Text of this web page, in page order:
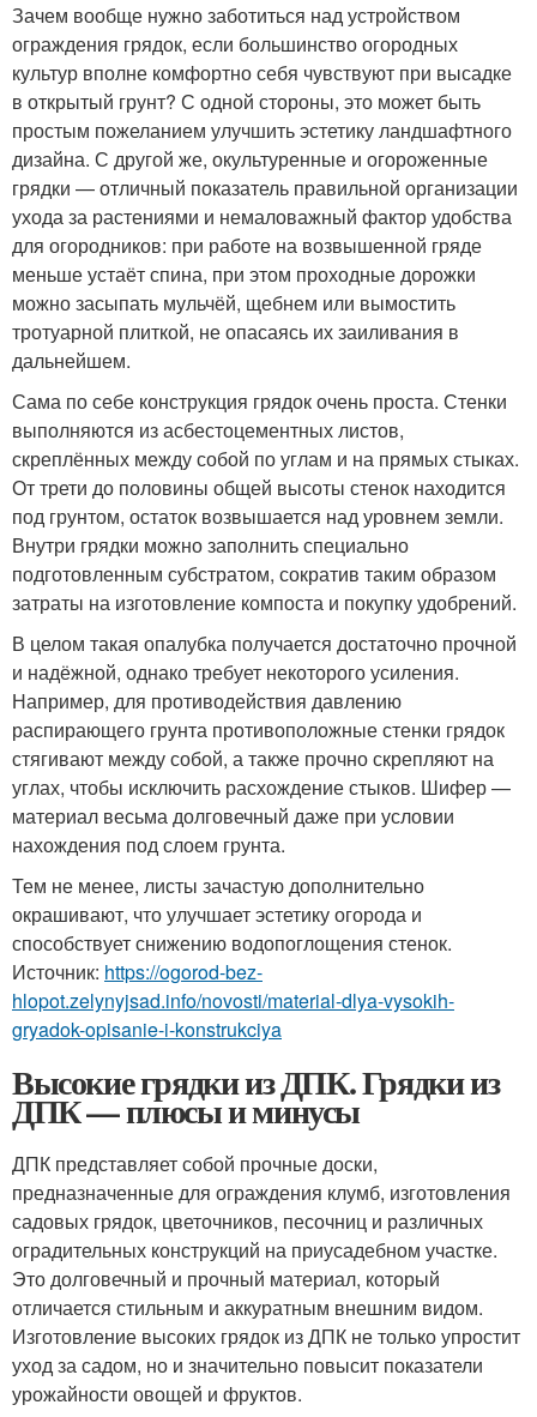
Зачем вообще нужно заботиться над устройством
ограждения грядок, если большинство огородных
культур вполне комфортно себя чувствуют при высадке
в открытый грунт? С одной стороны, это может быть
простым пожеланием улучшить эстетику ландшафтного
дизайна. С другой же, окультуренные и огороженные
грядки — отличный показатель правильной организации
ухода за растениями и немаловажный фактор удобства
для огородников: при работе на возвышенной гряде
меньше устаёт спина, при этом проходные дорожки
можно засыпать мульчёй, щебнем или вымостить
тротуарной плиткой, не опасаясь их заиливания в
дальнейшем.
Сама по себе конструкция грядок очень проста. Стенки
выполняются из асбестоцементных листов,
скреплённых между собой по углам и на прямых стыках.
От трети до половины общей высоты стенок находится
под грунтом, остаток возвышается над уровнем земли.
Внутри грядки можно заполнить специально
подготовленным субстратом, сократив таким образом
затраты на изготовление компоста и покупку удобрений.
В целом такая опалубка получается достаточно прочной
и надёжной, однако требует некоторого усиления.
Например, для противодействия давлению
распирающего грунта противоположные стенки грядок
стягивают между собой, а также прочно скрепляют на
углах, чтобы исключить расхождение стыков. Шифер —
материал весьма долговечный даже при условии
нахождения под слоем грунта.
Тем не менее, листы зачастую дополнительно
окрашивают, что улучшает эстетику огорода и
способствует снижению водопоглощения стенок.
Источник: https://ogorod-bez-
hlopot.zelynyjsad.info/novosti/material-dlya-vysokih-
gryadok-opisanie-i-konstrukciya
Высокие грядки из ДПК. Грядки из
ДПК — плюсы и минусы
ДПК представляет собой прочные доски,
предназначенные для ограждения клумб, изготовления
садовых грядок, цветочников, песочниц и различных
оградительных конструкций на приусадебном участке.
Это долговечный и прочный материал, который
отличается стильным и аккуратным внешним видом.
Изготовление высоких грядок из ДПК не только упростит
уход за садом, но и значительно повысит показатели
урожайности овощей и фруктов.